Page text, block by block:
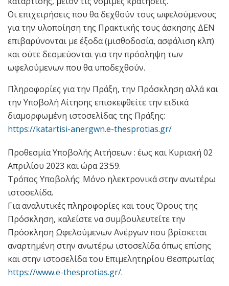
Οι επιχειρήσεις που θα δεχθούν τους ωφελούμενους
για την υλοποίηση της Πρακτικής τους άσκησης ΔΕΝ
επιβαρύνονται με έξοδα (μισθοδοσία, ασφάλιση κλπ)
και ούτε δεσμεύονται για την πρόσληψη των
ωφελούμενων που θα υποδεχθούν.
Πληροφορίες για την Πράξη, την Πρόσκληση αλλά και
την Υποβολή Αίτησης επισκεφθείτε την ειδικά
διαμορφωμένη ιστοσελίδας της Πράξης:
https://katartisi-anergwn.e-thesprotias.gr/
Προθεσμία Υποβολής Αιτήσεων : έως και Κυριακή 02
Απριλίου 2023 και ώρα 23:59.
Τρόπος Υποβολής: Μόνο ηλεκτρονικά στην ανωτέρω
ιστοσελίδα.
Για αναλυτικές πληροφορίες και τους Όρους της
Πρόσκληση, καλείστε να συμβουλευτείτε την
Πρόσκληση Ωφελούμενων Ανέργων που βρίσκεται
αναρτημένη στην ανωτέρω ιστοσελίδα όπως επίσης
και στην ιστοσελίδα του Επιμελητηρίου Θεσπρωτίας
https://www.e-thesprotias.gr/.